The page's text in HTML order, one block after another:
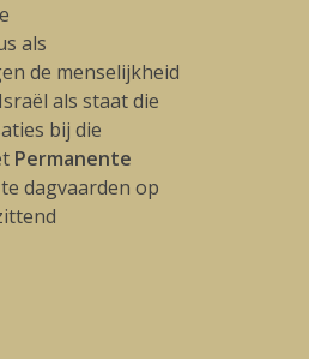
als
de menselijkheid
als staat die
bij die
Permanente
dagvaarden op